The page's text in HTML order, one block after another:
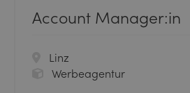
Account Manager:in
Linz
Werbeagentur